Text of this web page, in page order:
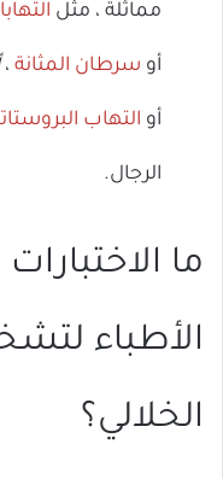
مماثلة ، مثل
أو سرطان المثانة ،
أو التهاب
الرجال.
ما
الأطباء
الخلالي؟